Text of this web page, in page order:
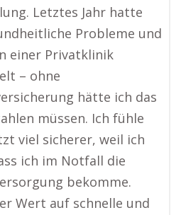
Letztes Jahr hatte
Probleme und
einer Privatklinik
– ohne
hätte ich das
müssen. Ich fühle
viel sicherer, weil ich
ich im Notfall die
bekomme.
Wert auf schnelle und